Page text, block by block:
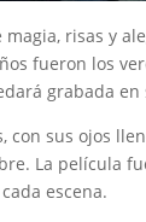
risas y
fueron los
grabada en
con sus ojos
La película
escena.